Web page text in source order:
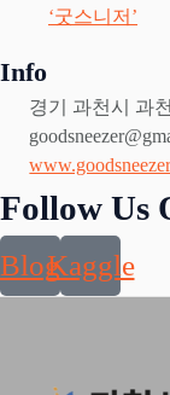
‘굿스니저’
Info
경기 과천시 과
Follow Us
BlogKaggle